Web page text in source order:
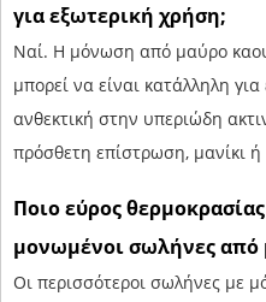
για εξωτερική χρήση;
Ναί. Η μόνωση από μαύρο
μπορεί να είναι κατάλληλη
ανθεκτική στην υπεριώδη
πρόσθετη επίστρωση, μανίκι
Ποιο εύρος
μονωμένοι σωλήνες από
Οι περισσότεροι σωλήνες με